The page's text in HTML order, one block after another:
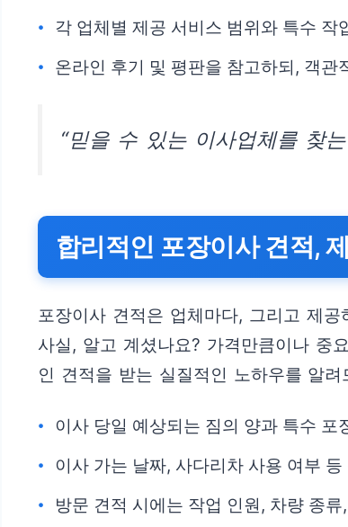
각 업체별 제공 서비스 범위와 특수
온라인 후기 및 평판을 참고하되, 객
“믿을 수 있는 이사업체를 찾
합리적인 포장이사 견적,
포장이사 견적은 업체마다, 그리고 제
사실, 알고 계셨나요? 가격만큼이나 중
인 견적을 받는 실질적인 노하우를 알려
이사 당일 예상되는 짐의 양과 특수
이사 가는 날짜, 사다리차 사용 여부
방문 견적 시에는 작업 인원, 차량 종